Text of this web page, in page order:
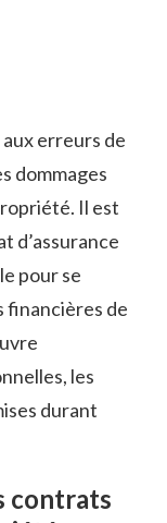
aux erreurs de
dommages
Il est
d’assurance
pour se
financières de
les
durant
contrats